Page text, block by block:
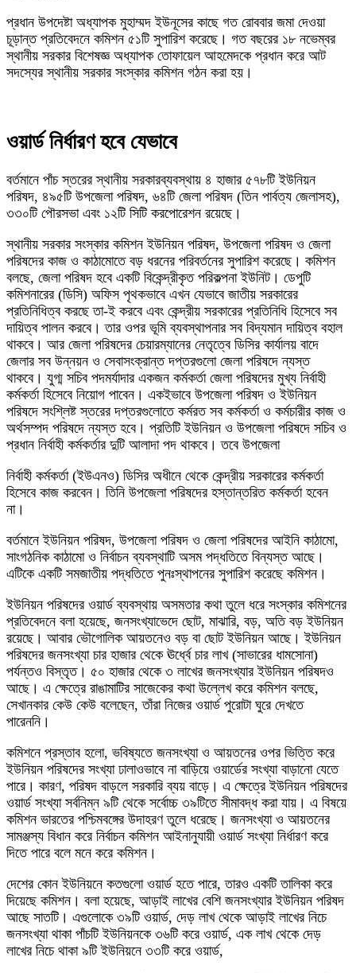
প্রধান উপদেষ্টা অধ্যাপক মুহাম্মদ ইউনূসের কাছে গত রোববার জমা দেওয়া
চূড়ান্ত প্রতিবেদনে কমিশন ৫১টি সুপারিশ করেছে। গত বছরের ১৮ নভেম্বর
স্থানীয় সরকার বিশেষজ্ঞ অধ্যাপক তোফায়েল আহমেদকে প্রধান করে আট
সদস্যের স্থানীয় সরকার সংস্কার কমিশন গঠন করা হয়।
ওয়ার্ড নির্ধারণ হবে যেভাবে
বর্তমানে পাঁচ স্তরের স্থানীয় সরকারব্যবস্থায় ৪ হাজার ৫৭৮টি ইউনিয়ন
পরিষদ, ৪৯৫টি উপজেলা পরিষদ, ৬৪টি জেলা পরিষদ (তিন পার্বত্য জেলাসহ),
৩৩০টি পৌরসভা এবং ১২টি সিটি করপোরেশন রয়েছে।
স্থানীয় সরকার সংস্কার কমিশন ইউনিয়ন পরিষদ, উপজেলা পরিষদ ও জেলা
পরিষদের কাজ ও কাঠামোতে বড় ধরনের পরিবর্তনের সুপারিশ করেছে। কমিশন
বলছে, জেলা পরিষদ হবে একটি বিকেন্দ্রীকৃত পরিকল্পনা ইউনিট। ডেপুটি
কমিশনারের (ডিসি) অফিস পৃথকভাবে এখন যেভাবে জাতীয় সরকারের
প্রতিনিধিত্ব করছে তা-ই করবে এবং কেন্দ্রীয় সরকারের প্রতিনিধি হিসেবে সব
দায়িত্ব পালন করবে। তার ওপর ভূমি ব্যবস্থাপনার সব বিদ্যমান দায়িত্ব বহাল
থাকবে। আর জেলা পরিষদের চেয়ারম্যানের নেতৃত্বে ডিসির কার্যালয় বাদে
জেলার সব উন্নয়ন ও সেবাসংক্রান্ত দপ্তরগুলো জেলা পরিষদে ন্যস্ত
থাকবে। যুগ্ম সচিব পদমর্যাদার একজন কর্মকর্তা জেলা পরিষদের মুখ্য নির্বাহী
কর্মকর্তা হিসেবে নিয়োগ পাবেন। একইভাবে উপজেলা পরিষদ ও ইউনিয়ন
পরিষদে সংশ্লিষ্ট স্তরের দপ্তরগুলোতে কর্মরত সব কর্মকর্তা ও কর্মচারীর কাজ ও
অর্থসম্পদ পরিষদে ন্যস্ত হবে। প্রতিটি ইউনিয়ন ও উপজেলা পরিষদে সচিব ও
প্রধান নির্বাহী কর্মকর্তার দুটি আলাদা পদ থাকবে। তবে উপজেলা
নির্বাহী কর্মকর্তা (ইউএনও) ডিসির অধীনে থেকে কেন্দ্রীয় সরকারের কর্মকর্তা
হিসেবে কাজ করবেন। তিনি উপজেলা পরিষদের হস্তান্তরিত কর্মকর্তা হবেন
না।
বর্তমানে ইউনিয়ন পরিষদ, উপজেলা পরিষদ ও জেলা পরিষদের আইনি কাঠামো,
সাংগঠনিক কাঠামো ও নির্বাচন ব্যবস্থাটি অসম পদ্ধতিতে বিন্যস্ত আছে।
এটিকে একটি সমজাতীয় পদ্ধতিতে পুনঃস্থাপনের সুপারিশ করেছে কমিশন।
ইউনিয়ন পরিষদের ওয়ার্ড ব্যবস্থায় অসমতার কথা তুলে ধরে সংস্কার কমিশনের
প্রতিবেদনে বলা হয়েছে, জনসংখ্যাভেদে ছোট, মাঝারি, বড়, অতি বড় ইউনিয়ন
রয়েছে। আবার ভৌগোলিক আয়তনেও বড় বা ছোট ইউনিয়ন আছে। ইউনিয়ন
পরিষদের জনসংখ্যা চার হাজার থেকে ঊর্ধ্বে চার লাখ (সাভারের ধামসোনা)
পর্যন্তও বিস্তৃত। ৫০ হাজার থেকে ৩ লাখের জনসংখ্যার ইউনিয়ন পরিষদও
আছে। এ ক্ষেত্রে রাঙামাটির সাজেকের কথা উল্লেখ করে কমিশন বলছে,
সেখানকার কেউ কেউ বলেছেন, তাঁরা নিজের ওয়ার্ড পুরোটা ঘুরে দেখতে
পারেননি।
কমিশনে প্রস্তাব হলো, ভবিষ্যতে জনসংখ্যা ও আয়তনের ওপর ভিত্তি করে
ইউনিয়ন পরিষদের সংখ্যা ঢালাওভাবে না বাড়িয়ে ওয়ার্ডের সংখ্যা বাড়ানো যেতে
পারে। কারণ, পরিষদ বাড়লে সরকারি ব্যয় বাড়ে। এ ক্ষেত্রে ইউনিয়ন পরিষদের
ওয়ার্ড সংখ্যা সর্বনিম্ন ৯টি থেকে সর্বোচ্চ ৩৯টিতে সীমাবদ্ধ করা যায়। এ বিষয়ে
কমিশন ভারতের পশ্চিমবঙ্গের উদাহরণ তুলে ধরেছে। জনসংখ্যা ও আয়তনের
সামঞ্জস্য বিধান করে নির্বাচন কমিশন আইনানুযায়ী ওয়ার্ড সংখ্যা নির্ধারণ করে
দিতে পারে বলে মনে করে কমিশন।
দেশের কোন ইউনিয়নে কতগুলো ওয়ার্ড হতে পারে, তারও একটি তালিকা করে
দিয়েছে কমিশন। বলা হয়েছে, আড়াই লাখের বেশি জনসংখ্যার ইউনিয়ন পরিষদ
আছে সাতটি। এগুলোকে ৩৯টি ওয়ার্ড, দেড় লাখ থেকে আড়াই লাখের নিচে
জনসংখ্যা থাকা পাঁচটি ইউনিয়নকে ৩৬টি করে ওয়ার্ড, এক লাখ থেকে দেড়
লাখের নিচে থাকা ৯টি ইউনিয়নে ৩৩টি করে ওয়ার্ড,